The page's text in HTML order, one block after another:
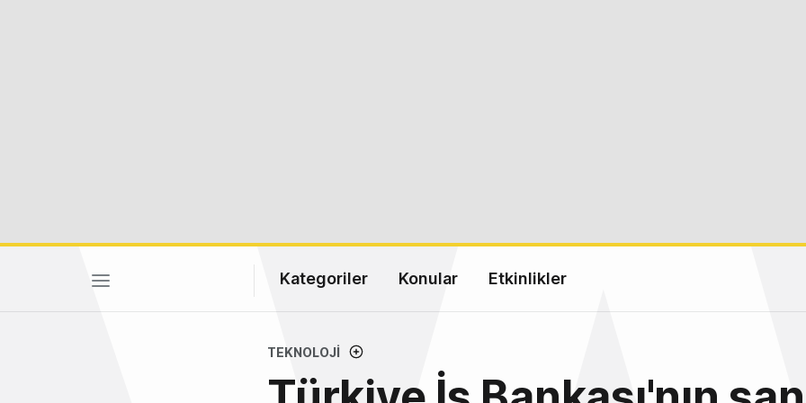
Kategoriler Konular Etkinlikler
TEKNOLOJI